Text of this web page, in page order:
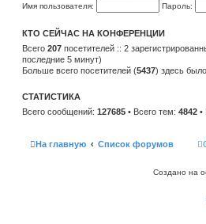
м
о
б
щ
е
ю
к
о
с
л
е
д
н
у
о
е
Имя пользователя: Пароль:
КТО СЕЙЧАС НА КОНФЕРЕНЦИИ
Всего 207 посетителей :: 2
последние 5 минут)
Больше всего посетителей (5437) здесь
СТАТИСТИКА
Всего сообщений: 127685 • Всего тем: 4842 •
На главную Список форумов
Создано на